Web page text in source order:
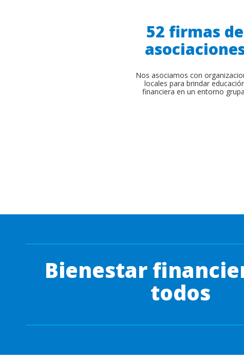
52 firmas de
Nos asociamos con
locales para brindar
financiera en un entorno
Bienestar
todos